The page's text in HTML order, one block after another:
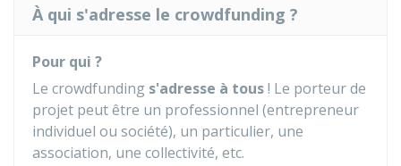
À qui s'adresse le crowdfunding ?
Pour qui ?
Le crowdfunding s'adresse à tous! Le porteur de
projet peut être un professionnel (entrepreneur
individuel ou société), un particulier, une
association, une collectivité, etc.